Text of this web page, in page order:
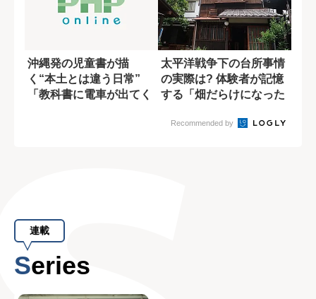
沖縄発の児童書が描
く“本土とは違う日常”
「教科書に電車が出てく
太平洋戦争下の台所事情
の実際は? 体験者が記憶
する「畑だらけになった
Recommended by
連載
Series